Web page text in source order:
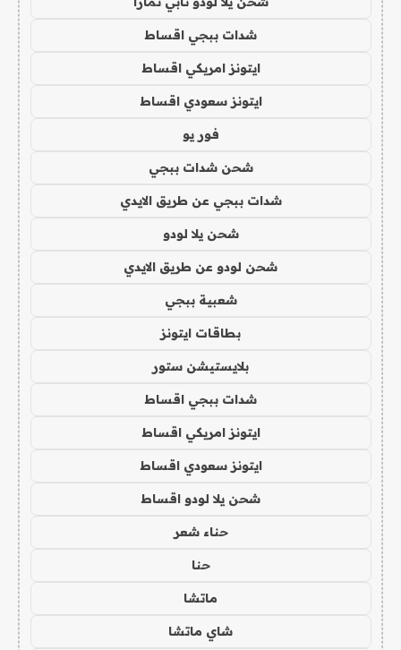
شدات ببجي اقساط
ايتونز امريكي اقساط
ايتونز سعودي اقساط
فور يو
شحن شدات ببجي
شدات ببجي عن طريق الايدي
شحن يلا لودو
شحن لودو عن طريق الايدي
شعبية ببجي
بطاقات ايتونز
بلايستيشن ستور
شدات ببجي اقساط
ايتونز امريكي اقساط
ايتونز سعودي اقساط
شحن يلا لودو اقساط
حناء شعر
حنا
ماتشا
شاي ماتشا